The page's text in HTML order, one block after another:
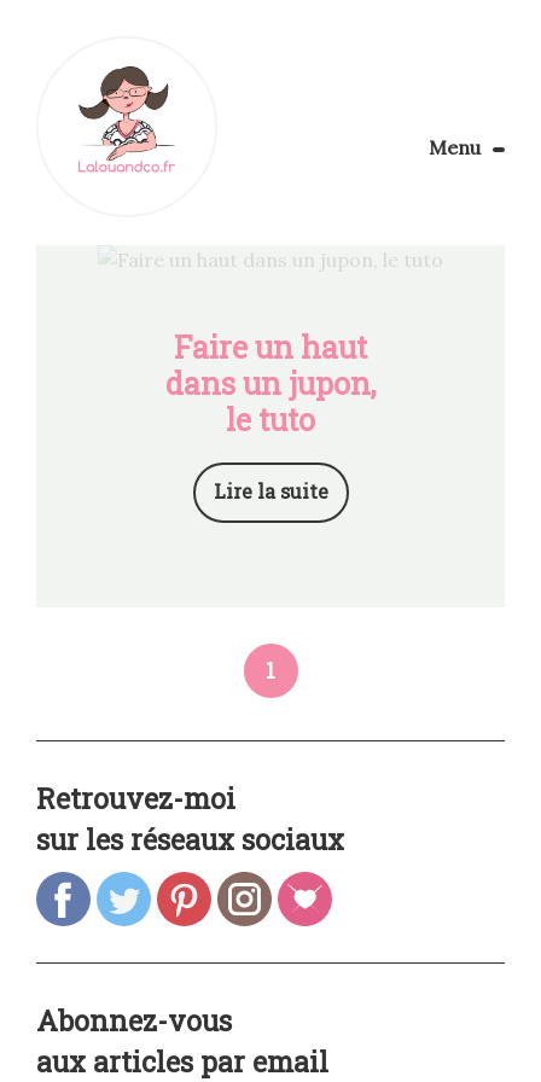
Menu
Apprendre la couture
Faire un haut
dans un jupon,
le tuto
Lire la suite
1
Retrouvez-moi
sur les réseaux sociaux
Abonnez-vous
aux articles par email